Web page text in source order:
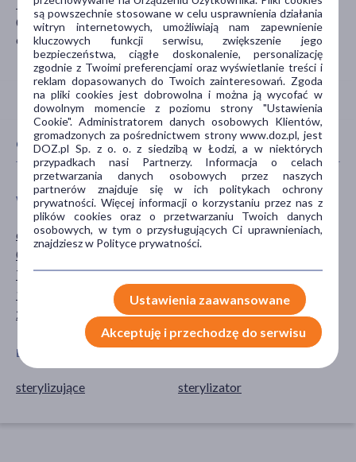
Jerozolimskie 195B
02-222 Warszawa
dsa.zgloszenia@philips.com
CECHY PRODUKTU
WIEK
dla dzieci
0-6 miesięcy
7-12 miesięcy
13-24 miesięcy
25-36 miesięcy
TYP PRODUKTU
Akcesoria
DZIAŁANIE/WŁAŚCIWOŚCI
sterylizujące sterylizator
są powszechnie stosowane w celu usprawnienia działania
witryn internetowych, umożliwiają nam zapewnienie
kluczowych funkcji serwisu, zwiększenie jego
bezpieczeństwa, ciągłe doskonalenie, personalizację
zgodnie z Twoimi preferencjami oraz wyświetlanie treści i
reklam dopasowanych do Twoich zainteresowań. Zgoda
na pliki cookies jest dobrowolna i można ją wycofać w
dowolnym momencie z poziomu strony "Ustawienia
Cookie". Administratorem danych osobowych Klientów,
gromadzonych za pośrednictwem strony www.doz.pl, jest
DOZ.pl Sp. z o. o. z siedzibą w Łodzi, a w niektórych
przypadkach nasi Partnerzy. Informacja o celach
przetwarzania danych osobowych przez naszych
partnerów znajduje się w ich politykach ochrony
prywatności. Więcej informacji o korzystaniu przez nas z
plików cookies oraz o przetwarzaniu Twoich danych
osobowych, w tym o przysługujących Ci uprawnieniach,
znajdziesz w Polityce prywatności.
Ustawienia zaawansowane
Akceptuję i przechodzę do serwisu